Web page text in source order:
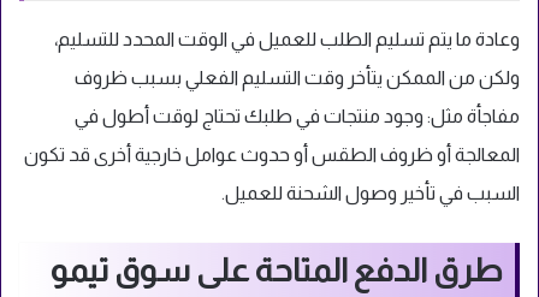
وعادة ما يتم تسليم الطلب للعميل في الوقت المحدد للتسليم،
ولكن من الممكن يتأخر وقت التسليم الفعلي بسبب ظروف
مفاجأة مثل: وجود منتجات في طلبك تحتاج لوقت أطول في
المعالجة أو ظروف الطقس أو حدوث عوامل خارجية أخرى قد تكون
السبب في تأخير وصول الشحنة للعميل.
طرق الدفع المتاحة على سوق تيمو